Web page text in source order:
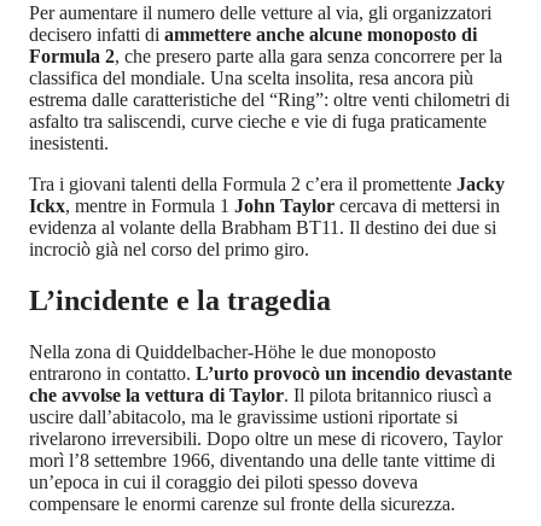
Per aumentare il numero delle vetture al via, gli organizzatori
decisero infatti di ammettere anche alcune monoposto di
Formula 2, che presero parte alla gara senza concorrere per la
classifica del mondiale. Una scelta insolita, resa ancora più
estrema dalle caratteristiche del “Ring”: oltre venti chilometri di
asfalto tra saliscendi, curve cieche e vie di fuga praticamente
inesistenti.
Tra i giovani talenti della Formula 2 c’era il promettente Jacky
Ickx, mentre in Formula 1 John Taylor cercava di mettersi in
evidenza al volante della Brabham BT11. Il destino dei due si
incrociò già nel corso del primo giro.
L’incidente e la tragedia
Nella zona di Quiddelbacher-Höhe le due monoposto
entrarono in contatto. L’urto provocò un incendio devastante
che avvolse la vettura di Taylor. Il pilota britannico riuscì a
uscire dall’abitacolo, ma le gravissime ustioni riportate si
rivelarono irreversibili. Dopo oltre un mese di ricovero, Taylor
morì l’8 settembre 1966, diventando una delle tante vittime di
un’epoca in cui il coraggio dei piloti spesso doveva
compensare le enormi carenze sul fronte della sicurezza.